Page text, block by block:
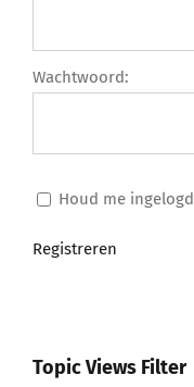
Wachtwoord:
Houd me ingelogd
Registreren
Topic Views Filter